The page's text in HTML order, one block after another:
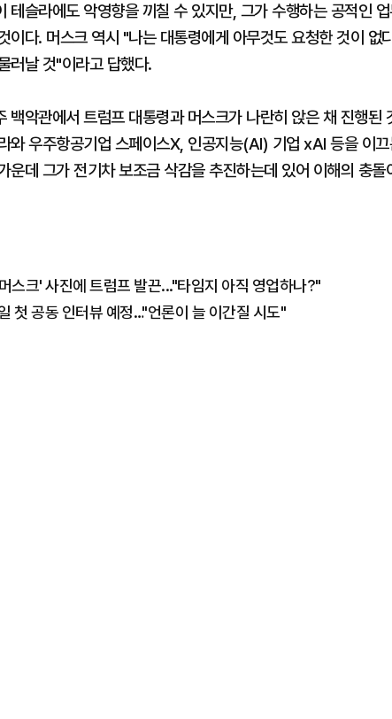
테슬라에도 악영향을 끼칠 수 있지만, 그가 수행하는 공적인
이다. 머스크 역시 "나는 대통령에게 아무것도 요청한 것이 없
러날 것"이라고 답했다.
백악관에서 트럼프 대통령과 머스크가 나란히 앉은 채 진행된
와 우주항공기업 스페이스X, 인공지능(AI) 기업 xAI 등을 이
운데 그가 전기차 보조금 삭감을 추진하는데 있어 이해의 충돌
스크' 사진에 트럼프 발끈..."타임지 아직 영업하나?"
첫 공동 인터뷰 예정…"언론이 늘 이간질 시도"